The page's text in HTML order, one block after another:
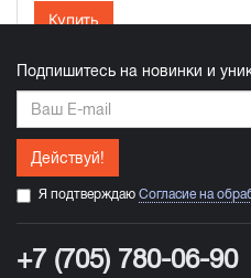
Купить
Подпишитесь на новинки и
Действуй!
Я подтверждаю Согласие на
+7 (705) 780-06-90